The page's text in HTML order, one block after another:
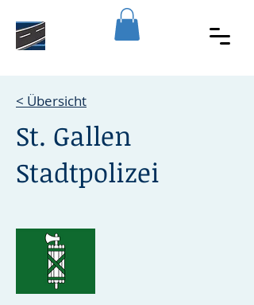
< Übersicht
St. Gallen
Stadtpolizei